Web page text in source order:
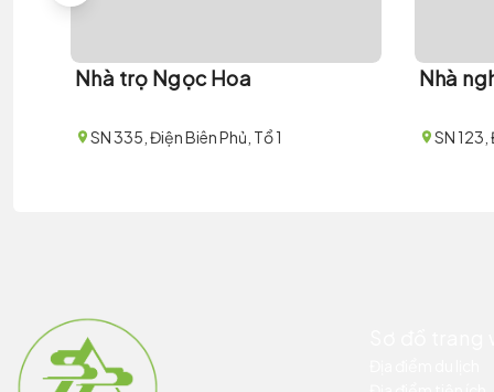
Nhà trọ Ngọc Hoa
SN 335, Điện Biên Phủ, Tổ 1
Nhà
SN 123,